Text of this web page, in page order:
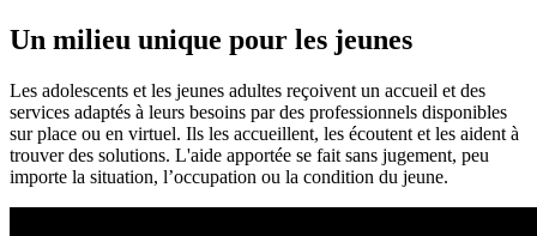
Un milieu unique pour les jeunes
Les adolescents et les jeunes adultes reçoivent un accueil et des
services adaptés à leurs besoins par des professionnels disponibles
sur place ou en virtuel. Ils les accueillent, les écoutent et les aident à
trouver des solutions. L'aide apportée se fait sans jugement, peu
importe la situation, l’occupation ou la condition du jeune.